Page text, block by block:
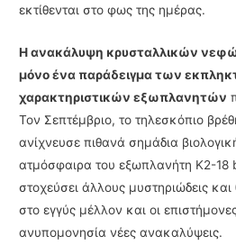
εκτίθενται στο φως της ημέρας.
Η ανακάλυψη κρυσταλλικών
μόνο ένα παράδειγμα των
χαρακτηριστικών εξωπλανητών
Τον Σεπτέμβριο, το τηλεσκόπιο
ανίχνευσε πιθανά σημάδια
ατμόσφαιρα του εξωπλανήτη K2-18
στοχεύσει άλλους μυστηριώδεις
στο εγγύς μέλλον και οι
ανυπομονησία νέες ανακαλύψεις.